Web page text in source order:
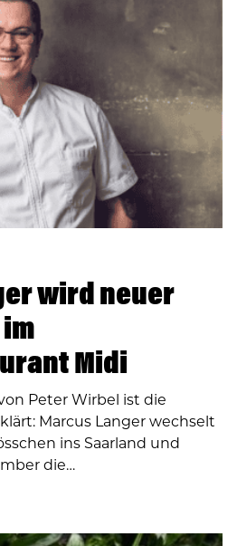
wird neuer
Midi
Peter Wirbel ist die
Marcus Langer wechselt
ins Saarland und
die…